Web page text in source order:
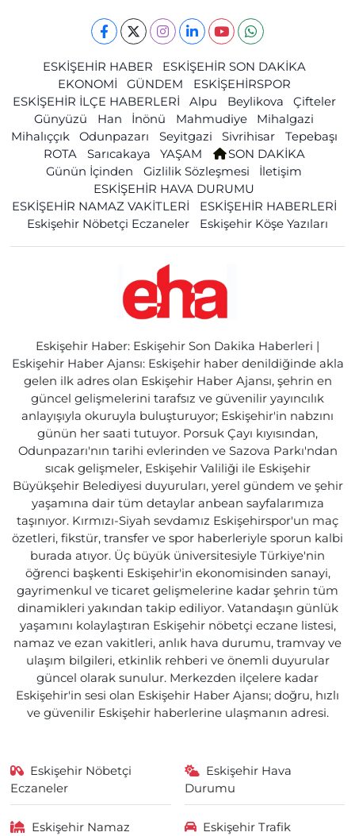
ESKİŞEHİR HABER
ESKİŞEHİR SON DAKİKA
EKONOMİ
GÜNDEM
ESKİŞEHİRSPOR
ESKİŞEHİR İLÇE HABERLERİ
Alpu Beylikova
Çifteler
Günyüzü
Han İnönü Mahmudiye
Mihalgazi
Mihalıççık
Odunpazarı Seyitgazi Sivrihisar
Tepebaşı
ROTA
Sarıcakaya YAŞAM
SON DAKİKA
Günün İçinden
Gizlilik Sözleşmesi
İletişim
ESKİŞEHİR HAVA DURUMU
ESKİŞEHİR NAMAZ VAKİTLERİ
ESKİŞEHİR HABERLERİ
Eskişehir Nöbetçi Eczaneler
Eskişehir Köşe Yazıları
Eskişehir Haber: Eskişehir Son Dakika Haberleri |
Eskişehir Haber Ajansı: Eskişehir haber denildiğinde akla
gelen ilk adres olan Eskişehir Haber Ajansı, şehrin en
güncel gelişmelerini tarafsız ve güvenilir yayıncılık
anlayışıyla okuruyla buluşturuyor; Eskişehir'in nabzını
günün her saati tutuyor. Porsuk Çayı kıyısından,
Odunpazarı'nın tarihi evlerinden ve Sazova Parkı'ndan
sıcak gelişmeler, Eskişehir Valiliği ile Eskişehir
Büyükşehir Belediyesi duyuruları, yerel gündem ve şehir
yaşamına dair tüm detaylar anbean sayfalarımıza
taşınıyor. Kırmızı-Siyah sevdamız Eskişehirspor'un maç
özetleri, fikstür, transfer ve spor haberleriyle sporun kalbi
burada atıyor. Üç büyük üniversitesiyle Türkiye'nin
öğrenci başkenti Eskişehir'in ekonomisinden sanayi,
gayrimenkul ve ticaret gelişmelerine kadar şehrin tüm
dinamikleri yakından takip ediliyor. Vatandaşın günlük
yaşamını kolaylaştıran Eskişehir nöbetçi eczane listesi,
namaz ve ezan vakitleri, anlık hava durumu, tramvay ve
ulaşım bilgileri, etkinlik rehberi ve önemli duyurular
güncel olarak sunulur. Merkezden ilçelere kadar
Eskişehir'in sesi olan Eskişehir Haber Ajansı; doğru, hızlı
ve güvenilir Eskişehir haberlerine ulaşmanın adresi.
Eskişehir Nöbetçi
Eczaneler
Eskişehir Hava
Durumu
Eskişehir Namaz
Eskişehir Trafik